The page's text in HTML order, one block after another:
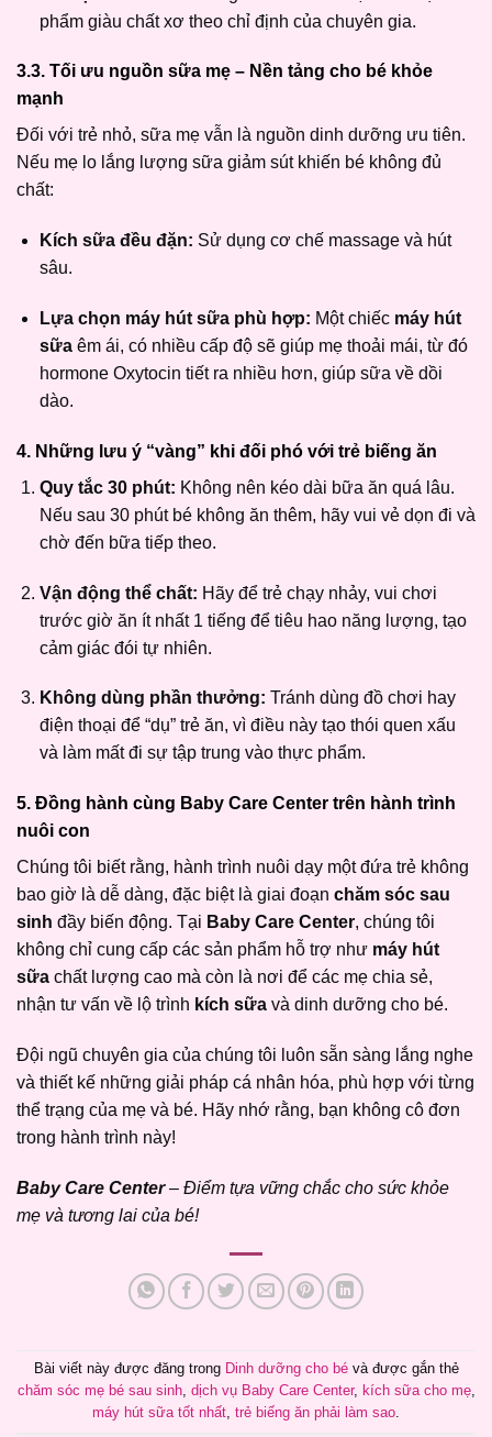
phẩm giàu chất xơ theo chỉ định của chuyên gia.
3.3. Tối ưu nguồn sữa mẹ – Nền tảng cho bé khỏe
mạnh
Đối với trẻ nhỏ, sữa mẹ vẫn là nguồn dinh dưỡng ưu tiên.
Nếu mẹ lo lắng lượng sữa giảm sút khiến bé không đủ
chất:
Kích sữa đều đặn: Sử dụng cơ chế massage và hút
sâu.
Lựa chọn máy hút sữa phù hợp: Một chiếc máy hút
sữaêm ái, có nhiều cấp độ sẽ giúp mẹ thoải mái, từ đó
hormone Oxytocin tiết ra nhiều hơn, giúp sữa về dồi
dào.
4. Những lưu ý “vàng” khi đối phó với trẻ biếng ăn
Quy tắc 30 phút: Không nên kéo dài bữa ăn quá lâu.
Nếu sau 30 phút bé không ăn thêm, hãy vui vẻ dọn đi và
chờ đến bữa tiếp theo.
Vận động thể chất: Hãy để trẻ chạy nhảy, vui chơi
trước giờ ăn ít nhất 1 tiếng để tiêu hao năng lượng, tạo
cảm giác đói tự nhiên.
Không dùng phần thưởng: Tránh dùng đồ chơi hay
điện thoại để “dụ” trẻ ăn, vì điều này tạo thói quen xấu
và làm mất đi sự tập trung vào thực phẩm.
5. Đồng hành cùng Baby Care Center trên hành trình
nuôi con
Chúng tôi biết rằng, hành trình nuôi dạy một đứa trẻ không
bao giờ là dễ dàng, đặc biệt là giai đoạn chăm sóc sau
sinh đầy biến động. Tại Baby Care Center, chúng tôi
không chỉ cung cấp các sản phẩm hỗ trợ như máy hút
sữa chất lượng cao mà còn là nơi để các mẹ chia sẻ,
nhận tư vấn về lộ trình kích sữa và dinh dưỡng cho bé.
Đội ngũ chuyên gia của chúng tôi luôn sẵn sàng lắng nghe
và thiết kế những giải pháp cá nhân hóa, phù hợp với từng
thể trạng của mẹ và bé. Hãy nhớ rằng, bạn không cô đơn
trong hành trình này!
Baby Care Center– Điểm tựa vững chắc cho sức khỏe
mẹ và tương lai của bé!
Bài viết này được đăng trong Dinh dưỡng cho bévà được gắn thẻ
chăm sóc mẹ bé sau sinh, dịch vụ Baby Care Center, kích sữa cho mẹ,
máy hút sữa tốt nhất, trẻ biếng ăn phải làm sao.